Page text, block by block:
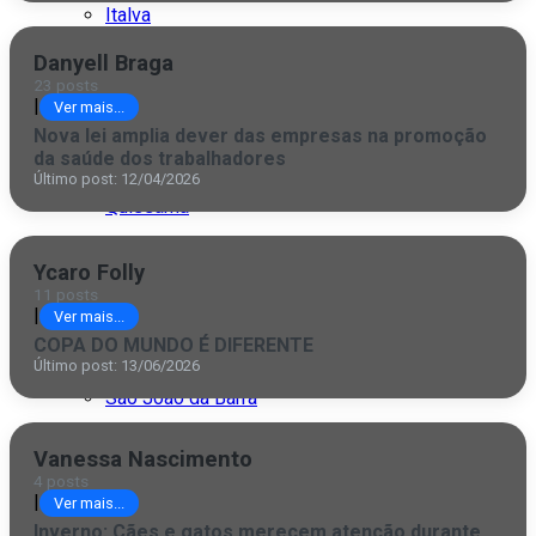
Italva
Itaocara
Itaperuna
Macaé
São Fidélis
São Francisco
São João da Barra
São Paulo
Danyell Braga
23 posts
| Ver mais...
Nova lei amplia dever das empresas na promoção
da saúde dos trabalhadores
Último post: 12/04/2026
Ycaro Folly
11 posts
| Ver mais...
COPA DO MUNDO É DIFERENTE
Último post: 13/06/2026
Vanessa Nascimento
4 posts
| Ver mais...
Inverno: Cães e gatos merecem atenção durante